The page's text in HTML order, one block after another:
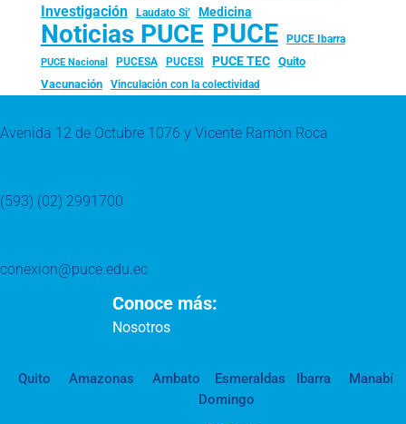
Investigación Laudato Si’ Medicina
Noticias PUCE PUCE PUCE Ibarra
PUCE Nacional PUCESA PUCESI PUCE TEC
Quito
Vacunación
Vinculación con la colectividad
Avenida 12 de Octubre 1076 y Vicente Ramón Roca
(593) (02) 2991700
conexion@puce.edu.ec
Conoce más:
Nosotros
Quito Amazonas Ambato Esmeraldas Ibarra
Manabí
Domingo